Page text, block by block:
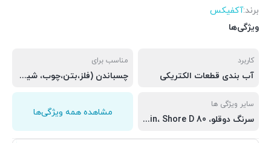
برند:آکفیکس
ویژگی‌ها
کاربرد
آب بندی قطعات الکتریکی
مناسب برای
چسباندن (فلز،بتن،چوب، شیشه و سرامیک)
سایر ویژگی ها
سرنگ دوقلو، set time 5 min، Shore D 80
مشاهده همه ویژگی‌ها